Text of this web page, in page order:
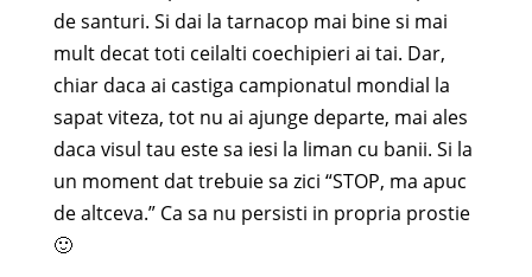
de santuri. Si dai la tarnacop mai bine si mai
mult decat toti ceilalti coechipieri ai tai. Dar,
chiar daca ai castiga campionatul mondial la
sapat viteza, tot nu ai ajunge departe, mai ales
daca visul tau este sa iesi la liman cu banii. Si la
un moment dat trebuie sa zici “STOP, ma apuc
de altceva.” Ca sa nu persisti in propria prostie
🙂